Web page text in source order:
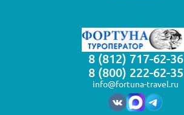
8 (812) 717-62-36
8 (800) 222-62-35
info@fortuna-travel.ru